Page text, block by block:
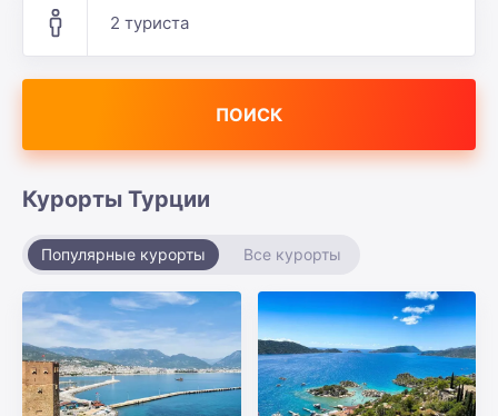
2 туриста
ПОИСК
Курорты Турции
Популярные курорты Все курорты